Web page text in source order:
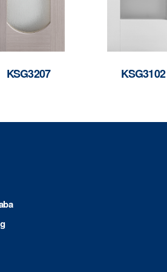
KSG3207 KSG3102